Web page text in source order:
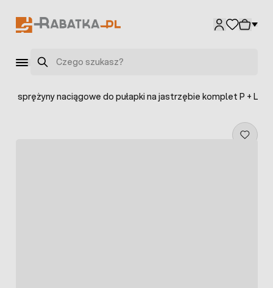
Szukaj
sprężyny naciągowe do pułapki na jastrzębie komplet P + L